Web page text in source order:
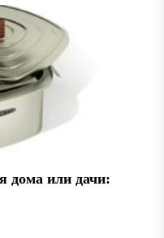
дома или дачи: